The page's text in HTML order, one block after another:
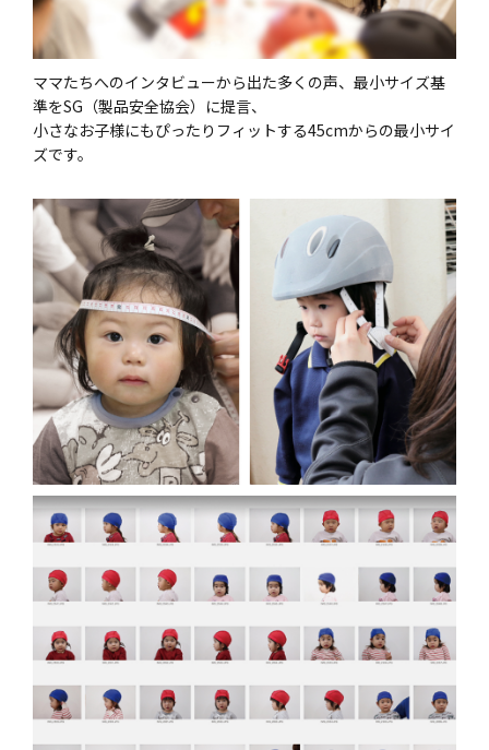
ママたちへのインタビューから出た多くの声、最小サイズ基
準をSG（製品安全協会）に提言、
小さなお子様にもぴったりフィットする45cmからの最小サイ
ズです。